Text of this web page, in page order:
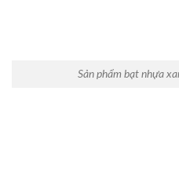
Sản phẩm bạt nhựa